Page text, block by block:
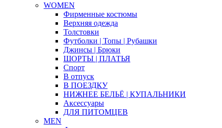
WOMEN
Фирменные костюмы
Верхняя одежда
Толстовки
Футболки | Топы | Рубашки
Джинсы | Брюки
ШОРТЫ | ПЛАТЬЯ
Спорт
В отпуск
В ПОЕЗДКУ
НИЖНЕЕ БЕЛЬЁ | КУПАЛЬНИКИ
Аксессуары
ДЛЯ ПИТОМЦЕВ
MEN